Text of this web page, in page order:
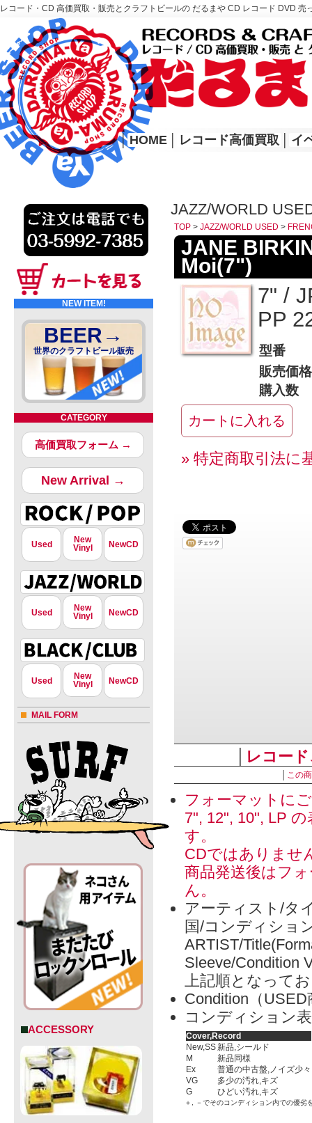
レコード・CD 高価買取・販売とクラフトビールの だるまや CD レコード DVD
レコード高価買取はこちら
HOME
│ HOME レコード高価買取 イ
NEW ITEM!
BEER→
世界のクラフトビール販売
CATEGORY
高価買取フォーム →
New Arrival →
Used
New
Vinyl
NewCD
Used
New
Vinyl
NewCD
Used
New
Vinyl
NewCD
MAIL FORM
ACCESSORY
JAZZ/WORLD
TOP > JAZZ/WORLD USED >
JANE
Moi(7")
7" /
PP
型番
販売価格
購入数
» 特定商取引法に
レコー
この
フォーマットに
7", 12", 10", LP
す。
CDではありませ
商品発送後はフ
ん。
アーティスト/タ
国/コンディショ
ARTIST/
Sleeve/Condition
上記順となって
Condition（
コンディション
Cover,Record
New,SS新品,シールド
M
新品同様
Ex
普通の中古盤,ノイズ少々
VG
多少の汚れ,キズ
G
ひどい汚れ,キズ
＋, －でそのコンディション内での優劣